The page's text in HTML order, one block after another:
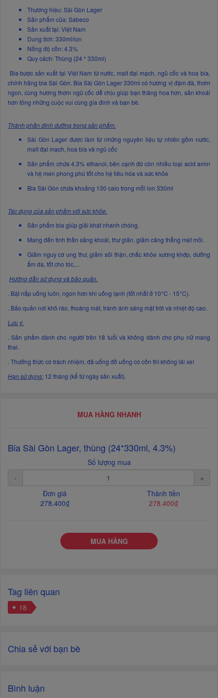
Thương hiệu: Sài Gòn Lager
Sản phẩm của: Sabeco
Sản xuất tại: Việt Nam
Dung tích: 330ml/lon
Nồng độ cồn: 4.3%
Quy cách: Thùng (24 * 330ml)
Bia bược sản xuất tại Việt Nam từ nước, malt đại mạch, ngũ cốc và hoa bia,
chính hãng bia Sài Gòn. Bia Sài Gòn Lager 330ml có hương vị đậm đà, thơm
ngon, cùng hương thơm ngũ cốc dễ chịu giúp bạn thăng hoa hơn, sản khoái
hơn tỏng những cuộc vui cùng gia đình và bạn bè.
Thành phần dinh dưỡng trong sản phẩm.
Sài Gòn Lager được làm từ những nguyên liệu tự nhiên gồm nước,
malt đại mạch, hoa bia và ngũ cốc
Sản phẩm chứa 4.3% ethanol, bên cạnh đó còn nhiều loại acid amin
và hệ men phong phú tốt cho hệ tiêu hóa và sức khỏe
Bia Sài Gòn chứa khoảng 130 calo trong mỗi lon 330ml
Tác dụng của sản phẩm với sức khỏe.
Sản phẩm bia giúp giải khát nhanh chóng.
Mang đến tinh thần sảng khoái, thư giãn, giảm căng thẳng mệt mỏi.
Giảm nguy cơ ung thư, giảm sỏi thận, chắc khỏe xương khớp, dưỡng
ẩm da, tốt cho tóc,...
Hướng dẫn sử dụng và bảo quản.
. Bật nắp uống luôn, ngon hơn khi uống lạnh (tốt nhất ở 10°C - 15°C).
. Bảo quản nơi khô ráo, thoáng mát, tránh ánh sáng mặt trời và nhiệt độ cao.
Lưu ý.
. Sản phẩm dành cho người trên 18 tuổi và không dành cho phụ nữ mang
thai.
. Thưởng thức có trách nhiệm, đã uống đồ uống có cồn thì không lái xe!
Hạn sử dụng: 12 tháng (kể từ ngày sản xuất).
MUA HÀNG NHANH
Bia Sài Gòn Lager, thùng (24*330ml, 4.3%)
Số lượng mua
-
+
Đơn giá
278.400₫
Thành tiền
278.400₫
MUA HÀNG
Tag liên quan
18
Chia sẻ với bạn bè
Bình luận